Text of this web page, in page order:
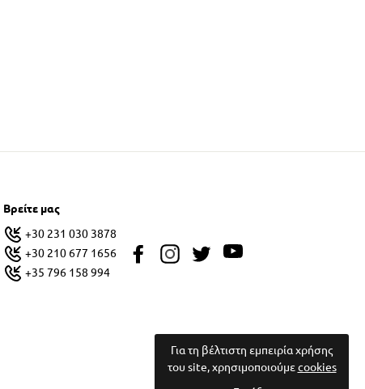
Βρείτε μας
+30 231 030 3878
+30 210 677 1656
+35 796 158 994
Για τη βέλτιστη εμπειρία χρήσης
του site, χρησιμοποιούμεcookies